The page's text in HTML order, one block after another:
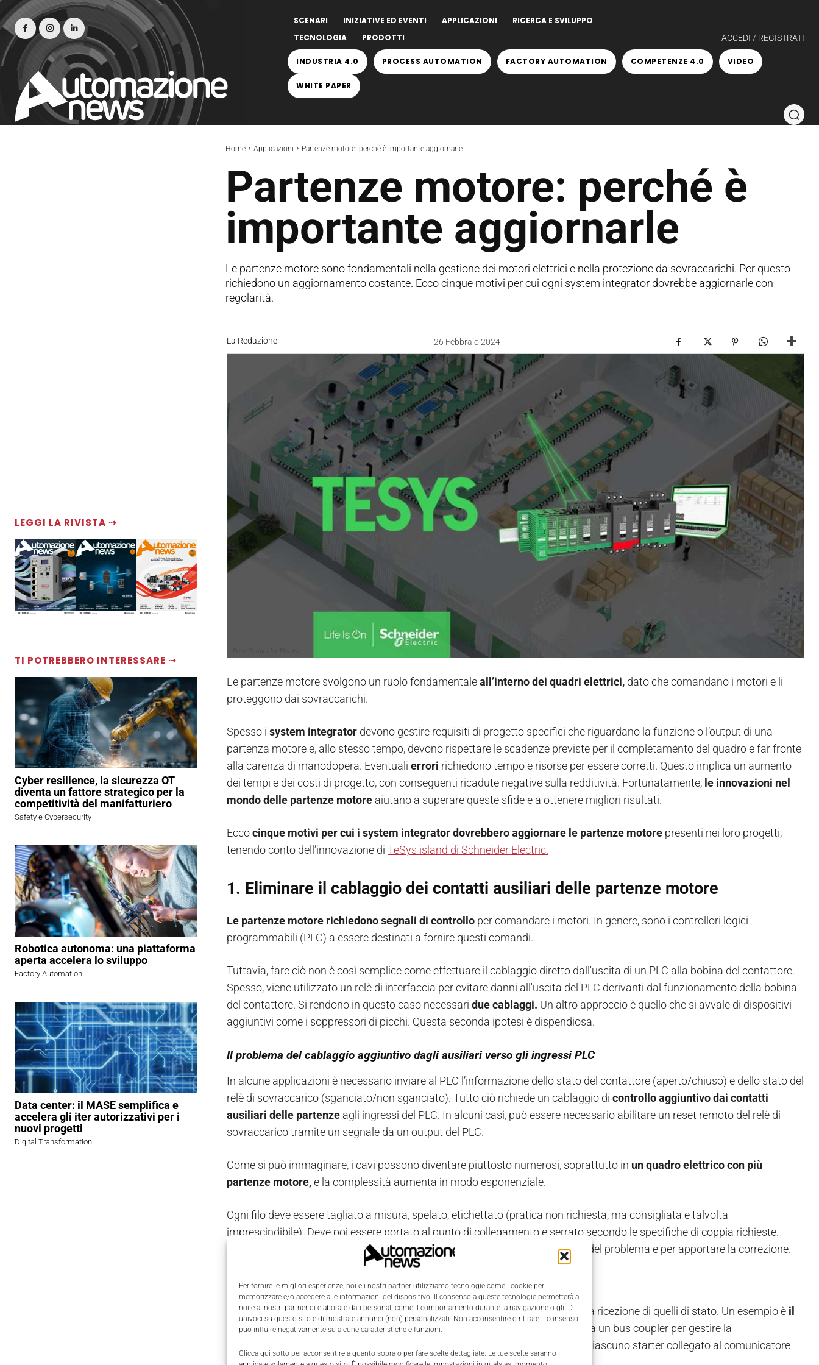
Per fornire le migliori esperienze, noi e i nostri partner utilizziamo tecnologie come i cookie per
memorizzare e/o accedere alle informazioni del dispositivo. Il consenso a queste tecnologie permetterà a
noi e ai nostri partner di elaborare dati personali come il comportamento durante la navigazione o gli ID
univoci su questo sito e di mostrare annunci (non) personalizzati. Non acconsentire o ritirare il consenso
può influire negativamente su alcune caratteristiche e funzioni.
Clicca qui sotto per acconsentire a quanto sopra o per fare scelte dettagliate. Le tue scelte saranno
SCENARI INIZIATIVE ED EVENTI APPLICAZIONI
RICERCA E SVILUPPO
TECNOLOGIA
PRODOTTI ACCEDI / REGISTRATI
INDUSTRIA 4.0 PROCESS AUTOMATION FACTORY AUTOMATION COMPETENZE 4.0 VIDEO
WHITE PAPER
Home Applicazioni Partenze motore: perché è importante aggiornarle
Partenze motore: perché è
importante aggiornarle
Le partenze motore sono fondamentali nella gestione dei motori elettrici e nella protezione da sovraccarichi. Per questo
richiedono un aggiornamento costante. Ecco cinque motivi per cui ogni system integrator dovrebbe aggiornarle con
regolarità.
LEGGI LA RIVISTA ⇢
TI POTREBBERO INTERESSARE ⇢
Cyber resilience, la sicurezza OT
diventa un fattore strategico per la
competitività del manifatturiero
Safety e Cybersecurity
Robotica autonoma: una piattaforma
aperta accelera lo sviluppo
Factory Automation
Data center: il MASE semplifica e
accelera gli iter autorizzativi per i
nuovi progetti
Digital Transformation
La Redazione 26 Febbraio 2024
Le partenze motore svolgono un ruolo fondamentaleall’interno dei quadri elettrici, dato che comandano i motori e li
proteggono dai sovraccarichi.
Spesso i system integrator devono gestire requisiti di progetto specifici che riguardano la funzione o l’output di una
partenza motore e, allo stesso tempo, devono rispettare le scadenze previste per il completamento del quadro e far fronte
alla carenza di manodopera. Eventuali errori richiedono tempo e risorse per essere corretti. Questo implica un aumento
dei tempi e dei costi di progetto, con conseguenti ricadute negative sulla redditività. Fortunatamente, le innovazioni nel
mondo delle partenze motore aiutano a superare queste sfide e a ottenere migliori risultati.
Eccocinque motivi per cui i system integrator dovrebbero aggiornare le partenze motore presenti nei loro progetti,
tenendo conto dell’innovazione di TeSys island di Schneider Electric.
1. Eliminare il cablaggio dei contatti ausiliari delle partenze motore
Le partenze motore richiedono segnali di controllo per comandare i motori. In genere, sono i controllori logici
programmabili (PLC) a essere destinati a fornire questi comandi.
Tuttavia, fare ciò non è così semplice come effettuare il cablaggio diretto dall'uscita di un PLC alla bobina del contattore.
Spesso, viene utilizzato un relè di interfaccia per evitare danni all'uscita del PLC derivanti dal funzionamento della bobina
del contattore. Si rendono in questo caso necessari due cablaggi. Un altro approccio è quello che si avvale di dispositivi
aggiuntivi come i soppressori di picchi. Questa seconda ipotesi è dispendiosa.
Il problema del cablaggio aggiuntivo dagli ausiliari verso gli ingressi PLC
In alcune applicazioni è necessario inviare al PLC l’informazione dello stato del contattore (aperto/chiuso) e dello stato del
relè di sovraccarico (sganciato/non sganciato). Tutto ciò richiede un cablaggio di controllo aggiuntivo dai contatti
ausiliari delle partenze agli ingressi del PLC. In alcuni casi, può essere necessario abilitare un reset remoto del relè di
sovraccarico tramite un segnale da un output del PLC.
Come si può immaginare, i cavi possono diventare piuttosto numerosi, soprattutto in un quadro elettrico con più
partenze motore,e la complessità aumenta in modo esponenziale.
Ogni filo deve essere tagliato a misura, spelato, etichettato (pratica non richiesta, ma consigliata e talvolta
imprescindibile). Deve poi essere portato al punto di collegamento e serrato secondo le specifiche di coppia richieste.
Basta sbagliare la connessione di un filoesi dilatano i tempi per la ricerca del problema e per apportare la correzione.
L'utilizzo di un bus coupler
L'innovazione tecnologica cambia l'approccio di invio dei segnali operativi e la ricezione di quelli di stato. Un esempio è il
sistema di gestione comunicante dei carichi TeSys island.
Il sistema utilizza un bus coupler per gestire la
comunicazione sia a monte verso il PLC (con un solo cavo) sia a valle verso ciascuno starter collegato al comunicatore
bus.